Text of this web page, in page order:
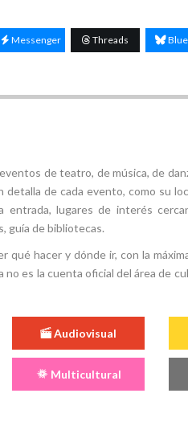
Messenger Threads
de teatro, de música, de
de cada evento, como su
entrada, lugares de interés
guía de bibliotecas.
hacer y dónde ir, con la
es la cuenta oficial del área de
Audiovisual
Multicultural